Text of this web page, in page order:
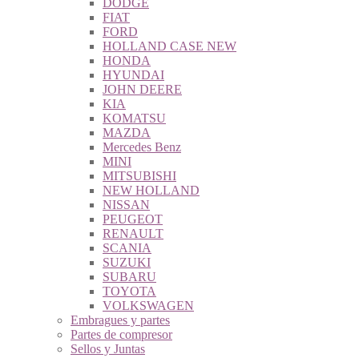
DODGE
FIAT
FORD
HOLLAND CASE NEW
HONDA
HYUNDAI
JOHN DEERE
KIA
KOMATSU
MAZDA
Mercedes Benz
MINI
MITSUBISHI
NEW HOLLAND
NISSAN
PEUGEOT
RENAULT
SCANIA
SUZUKI
SUBARU
TOYOTA
VOLKSWAGEN
Embragues y partes
Partes de compresor
Sellos y Juntas